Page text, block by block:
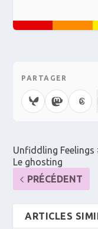
PARTAGER
Unfiddling Feelings
Le ghosting
PRÉCÉDENT
ARTICLES